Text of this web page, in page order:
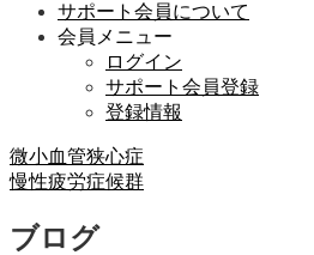
サポート会員について
会員メニュー
ログイン
サポート会員登録
登録情報
微小血管狭心症
慢性疲労症候群
ブログ